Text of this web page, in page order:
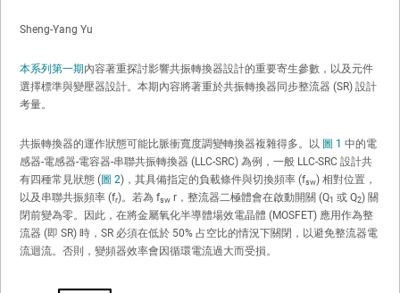
Sheng-Yang Yu
本系列第一期內容著重探討影響共振轉換器設計的重要寄生參數，以及元件
選擇標準與變壓器設計。本期內容將著重於共振轉換器同步整流器 (SR) 設計
考量。
共振轉換器的運作狀態可能比脈衝寬度調變轉換器複雜得多。以 圖 1 中的電
感器-電感器-電容器-串聯共振轉換器 (LLC-SRC) 為例，一般 LLC-SRC 設計共
有四種常見狀態 (圖 2)，其具備指定的負載條件與切換頻率 (fsw) 相對位置，
以及串聯共振頻率 (fr)。若為 fsw r，整流器二極體會在啟動開關 (Q1 或 Q2) 關
閉前變為零。因此，在將金屬氧化半導體場效電晶體 (MOSFET) 應用作為整
流器 (即 SR) 時，SR 必須在低於 50% 占空比的情況下關閉，以避免整流器電
流迴流。否則，變頻器效率會因循環電流過大而受損。